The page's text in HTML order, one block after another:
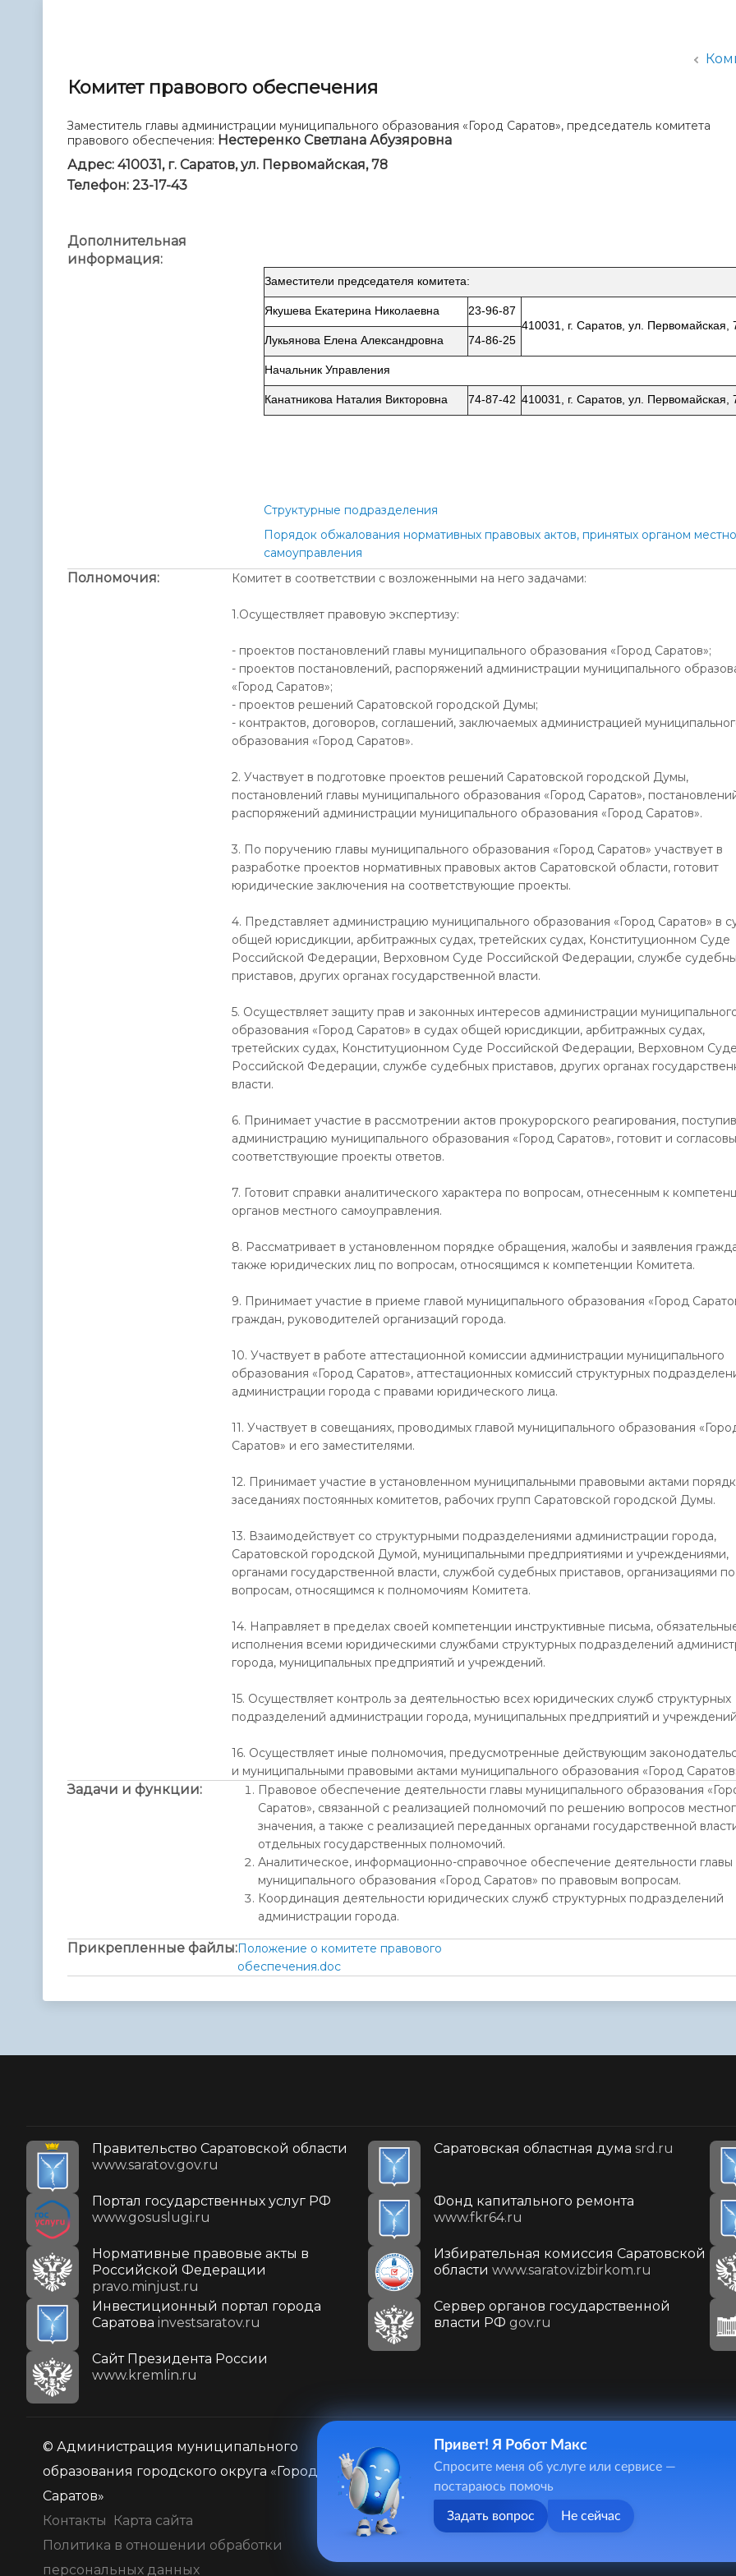
Комитет правового обеспечения
Заместитель главы администрации муниципального образования «Город Саратов», председатель комитета
правового обеспечения: Нестеренко Светлана Абузяровна
Адрес: 410031, г. Саратов, ул. Первомайская, 78
Телефон: 23-17-43
Дополнительная
информация:
Заместители председателя комитета:
Якушева Екатерина Николаевна
23-96-87
410031, г. Саратов, ул. Первомайская,
Лукьянова Елена Александровна
74-86-25
Начальник Управления
Канатникова Наталия Викторовна 74-87-42 410031, г. Саратов, ул. Первомайская,
Структурные подразделения
Порядок обжалования нормативных правовых актов, принятых органом
самоуправления
Полномочия: Комитет в соответствии с возложенными на него задачами:
1.Осуществляет правовую экспертизу:
- проектов постановлений главы муниципального образования «Город Саратов»;
- проектов постановлений, распоряжений администрации муниципального
«Город Саратов»;
- проектов решений Саратовской городской Думы;
- контрактов, договоров, соглашений, заключаемых администрацией
образования «Город Саратов».
2. Участвует в подготовке проектов решений Саратовской городской Думы,
постановлений главы муниципального образования «Город Саратов»,
распоряжений администрации муниципального образования «Город Саратов».
3. По поручению главы муниципального образования «Город Саратов» участвует в
разработке проектов нормативных правовых актов Саратовской области, готовит
юридические заключения на соответствующие проекты.
4. Представляет администрацию муниципального образования «Город Саратов» в
общей юрисдикции, арбитражных судах, третейских судах, Конституционном Суде
Российской Федерации, Верховном Суде Российской Федерации, службе
приставов, других органах государственной власти.
5. Осуществляет защиту прав и законных интересов администрации
образования «Город Саратов» в судах общей юрисдикции, арбитражных судах,
третейских судах, Конституционном Суде Российской Федерации, Верховном Суде
Российской Федерации, службе судебных приставов, других органах
власти.
6. Принимает участие в рассмотрении актов прокурорского реагирования,
администрацию муниципального образования «Город Саратов», готовит и
соответствующие проекты ответов.
7. Готовит справки аналитического характера по вопросам, отнесенным к
органов местного самоуправления.
8. Рассматривает в установленном порядке обращения, жалобы и заявления
также юридических лиц по вопросам, относящимся к компетенции Комитета.
9. Принимает участие в приеме главой муниципального образования «Город
граждан, руководителей организаций города.
10. Участвует в работе аттестационной комиссии администрации муниципального
образования «Город Саратов», аттестационных комиссий структурных
администрации города с правами юридического лица.
11. Участвует в совещаниях, проводимых главой муниципального образования
Саратов» и его заместителями.
12. Принимает участие в установленном муниципальными правовыми актами
заседаниях постоянных комитетов, рабочих групп Саратовской городской Думы.
13. Взаимодействует со структурными подразделениями администрации города,
Саратовской городской Думой, муниципальными предприятиями и учреждениями,
органами государственной власти, службой судебных приставов, организациями по
вопросам, относящимся к полномочиям Комитета.
14. Направляет в пределах своей компетенции инструктивные письма,
исполнения всеми юридическими службами структурных подразделений
города, муниципальных предприятий и учреждений.
15. Осуществляет контроль за деятельностью всех юридических служб структурных
подразделений администрации города, муниципальных предприятий и
16. Осуществляет иные полномочия, предусмотренные действующим
и муниципальными правовыми актами муниципального образования «Город
Задачи и функции:
Правовое обеспечение деятельности главы муниципального образования
Саратов», связанной с реализацией полномочий по решению вопросов
значения, а также с реализацией переданных органами государственной
отдельных государственных полномочий.
Аналитическое, информационно-справочное обеспечение деятельности главы
муниципального образования «Город Саратов» по правовым вопросам.
Координация деятельности юридических служб структурных подразделений
администрации города.
Прикрепленные файлы:Положение о комитете правового
обеспечения.doc
Правительство Саратовской области
www.saratov.gov.ru
Саратовская областная дума srd.ru
Портал государственных услуг РФ
www.gosuslugi.ru
Фонд капитального ремонта
www.fkr64.ru
Нормативные правовые акты в
Российской Федерации
pravo.minjust.ru
Избирательная комиссия Саратовской
области www.saratov.izbirkom.ru
Инвестиционный портал города
Саратова investsaratov.ru
Сервер органов государственной
власти РФ gov.ru
Cайт Президента России
www.kremlin.ru
© Администрация муниципального
образования городского округа «Город
Саратов»
Контакты
Карта сайта
Политика в отношении обработки
персональных данных
410031, г. Саратов, ул. Первомайская, д. 78
+7(8452)26-02-49
Привет! Я Робот Макс
Спросите меня об услуге или сервисе —
постараюсь помочь
Задать вопрос Не сейчас